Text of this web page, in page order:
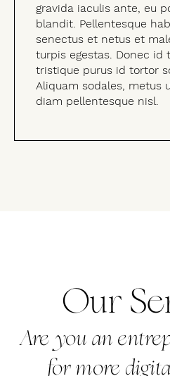
gravida iaculis ante, eu
blandit. Pellentesque
senectus et netus et
turpis egestas. Donec id
tristique purus id tortor
Aliquam sodales, metus
diam pellentesque nisl.
Our
Are you an
for more